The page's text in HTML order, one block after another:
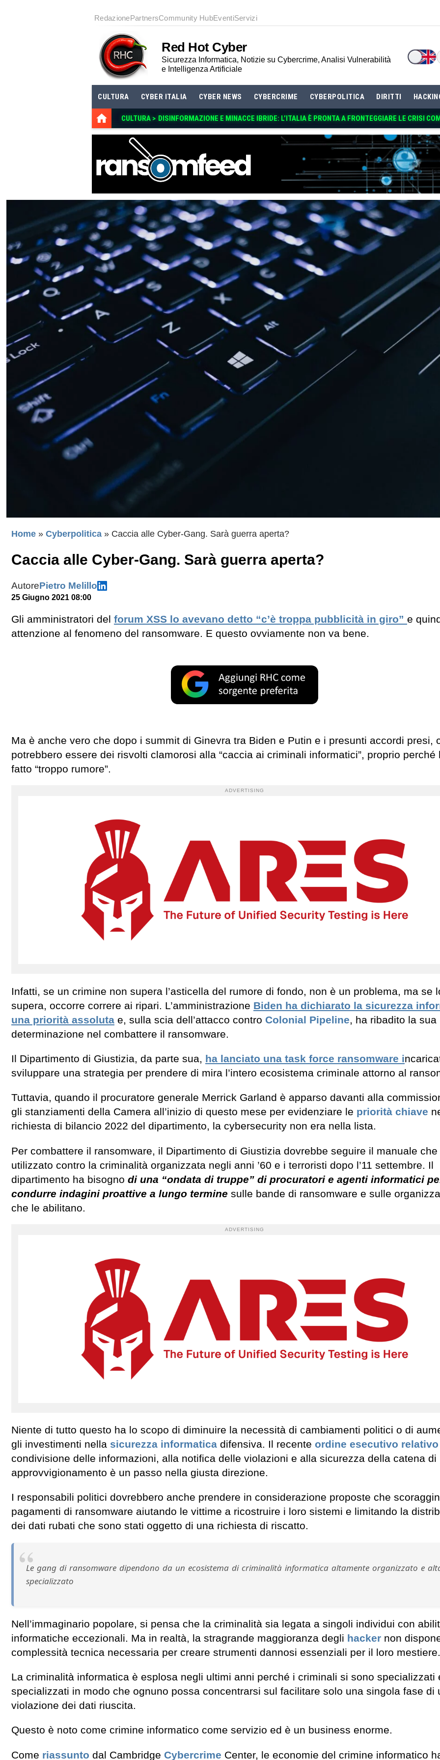
RedazionePartnersCommunity HubEventiServizi
Red Hot Cyber
Sicurezza Informatica, Notizie su Cybercrime, Analisi Vulnerabilità
e Intelligenza Artificiale
CULTURA CYBER ITALIA CYBER NEWS CYBERCRIME CYBERPOLITICA DIRITTI
CULTURA > DISINFORMAZIONE E MINACCE IBRIDE: L’ITALIA È PRONTA A FRONTEGGIARE LE CRISI
Home » Cyberpolitica » Caccia alle Cyber-Gang. Sarà guerra aperta?
Caccia alle Cyber-Gang. Sarà guerra aperta?
AutorePietro Melillo
25 Giugno 2021 08:00
Gli amministratori del forum XSS lo avevano detto “c’è troppa pubblicità in giro” e
attenzione al fenomeno del ransomware. E questo ovviamente non va bene.
Ma è anche vero che dopo i summit di Ginevra tra Biden e Putin e i presunti accordi presi,
potrebbero essere dei risvolti clamorosi alla “caccia ai criminali informatici”, proprio perché
fatto “troppo rumore”.
ADVERTISING
Infatti, se un crimine non supera l’asticella del rumore di fondo, non è un problema, ma se
supera, occorre correre ai ripari. L’amministrazione Biden ha dichiarato la sicurezza
una priorità assoluta e, sulla scia dell’attacco contro Colonial Pipeline, ha ribadito la sua
determinazione nel combattere il ransomware.
Il Dipartimento di Giustizia, da parte sua, ha lanciato una task force ransomware i
sviluppare una strategia per prendere di mira l’intero ecosistema criminale attorno al
Tuttavia, quando il procuratore generale Merrick Garland è apparso davanti alla
gli stanziamenti della Camera all’inizio di questo mese per evidenziare le priorità chiave
richiesta di bilancio 2022 del dipartimento, la cybersecurity non era nella lista.
Per combattere il ransomware, il Dipartimento di Giustizia dovrebbe seguire il manuale che
utilizzato contro la criminalità organizzata negli anni ’60 e i terroristi dopo l’11 settembre. Il
dipartimento ha bisogno di una “ondata di truppe” di procuratori e agenti informatici
condurre indagini proattive a lungo termine sulle bande di ransomware e sulle
che le abilitano.
ADVERTISING
Niente di tutto questo ha lo scopo di diminuire la necessità di cambiamenti politici o di
gli investimenti nella sicurezza informatica difensiva. Il recente ordine esecutivo
condivisione delle informazioni, alla notifica delle violazioni e alla sicurezza della catena di
approvvigionamento è un passo nella giusta direzione.
I responsabili politici dovrebbero anche prendere in considerazione proposte che
pagamenti di ransomware aiutando le vittime a ricostruire i loro sistemi e limitando la
dei dati rubati che sono stati oggetto di una richiesta di riscatto.
Le gang di ransomware dipendono da un ecosistema di criminalità informatica altamente organizzato e
specializzato
Nell’immaginario popolare, si pensa che la criminalità sia legata a singoli individui con
informatiche eccezionali. Ma in realtà, la stragrande maggioranza degli hacker non
complessità tecnica necessaria per creare strumenti dannosi essenziali per il loro mestiere.
La criminalità informatica è esplosa negli ultimi anni perché i criminali si sono specializzati
specializzati in modo che ognuno possa concentrarsi sul facilitare solo una singola fase di
violazione dei dati riuscita.
Questo è noto come crimine informatico come servizio ed è un business enorme.
Come riassunto dal Cambridge Cybercrime Center, le economie del crimine informatico